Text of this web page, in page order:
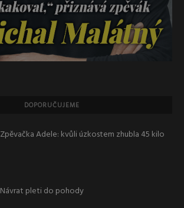
DOPORUČUJEME
Zpěvačka Adele: kvůli úzkostem zhubla 45 kilo
Návrat pleti do pohody